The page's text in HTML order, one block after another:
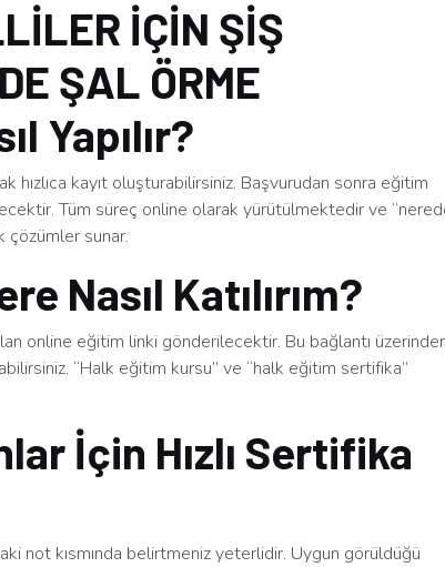
İÇİN ŞİŞ
ŞAL ÖRME
Yapılır?
hızlıca kayıt oluşturabilirsiniz. Başvurudan sonra eğitim
Tüm süreç online olarak yürütülmektedir ve
çözümler sunar.
Nasıl Katılırım?
online eğitim linki gönderilecektir. Bu bağlantı
“Halk eğitim kursu” ve “halk eğitim sertifika”
İçin Hızlı Sertifika
not kısmında belirtmeniz yeterlidir. Uygun görüldüğü